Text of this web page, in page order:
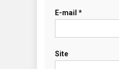
E-mail *
Site